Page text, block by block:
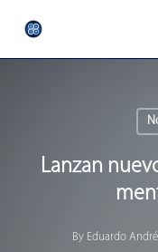
main
Lanzan
By Eduardo